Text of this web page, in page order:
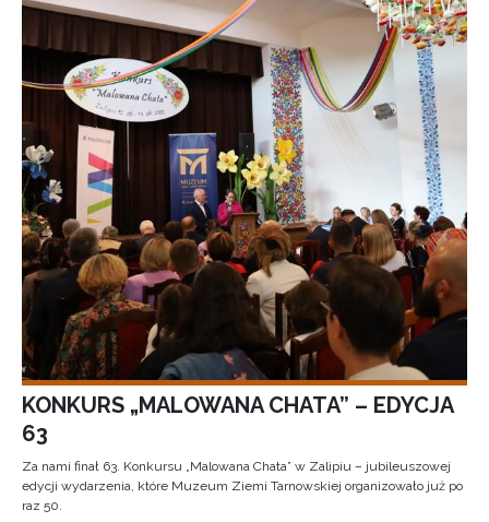
KONKURS „MALOWANA CHATA” – EDYCJA
63
Za nami finał 63. Konkursu „Malowana Chata” w Zalipiu – jubileuszowej
edycji wydarzenia, które Muzeum Ziemi Tarnowskiej organizowało już po
raz 50.